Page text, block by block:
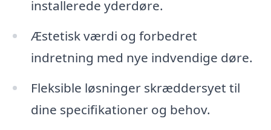
installerede yderdøre.
Æstetisk værdi og forbedret
indretning med nye indvendige døre.
Fleksible løsninger skræddersyet til
dine specifikationer og behov.